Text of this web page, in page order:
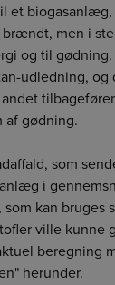
et biogasanlæg,
men i
og til gødning.
udledning,
gødning.
som
i
kan bruges
ville kunne
beregning
herunder.